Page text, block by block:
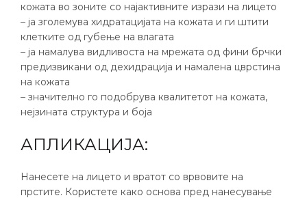
кожата во зоните со најактивните изрази на лицето
– ја зголемува хидратацијата на кожата и ги штити
клетките од губење на влагата
– ја намалува видливоста на мрежата од фини брчки
предизвикани од дехидрација и намалена цврстина
на кожата
– значително го подобрува квалитетот на кожата,
нејзината структура и боја
АПЛИКАЦИЈА:
Нанесете на лицето и вратот со врвовите на
прстите. Користете како основа пред нанесување